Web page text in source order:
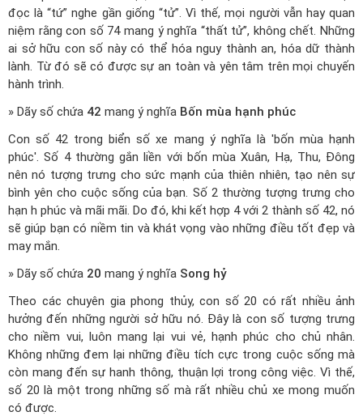
đọc là “tứ” nghe gần giống “tử”. Vì thế, mọi người vẫn hay quan
niệm rằng con số 74 mang ý nghĩa “thất tử”, không chết. Những
ai sở hữu con số này có thể hóa nguy thành an, hóa dữ thành
lành. Từ đó sẽ có được sự an toàn và yên tâm trên mọi chuyến
hành trình.
» Dãy số chứa 42 mang ý nghĩa Bốn mùa hạnh phúc
Con số 42 trong biển số xe mang ý nghĩa là 'bốn mùa hạnh
phúc'. Số 4 thường gắn liền với bốn mùa Xuân, Hạ, Thu, Đông
nên nó tượng trưng cho sức mạnh của thiên nhiên, tạo nên sự
bình yên cho cuộc sống của bạn. Số 2 thường tượng trưng cho
hạn h phúc và mãi mãi. Do đó, khi kết hợp 4 với 2 thành số 42, nó
sẽ giúp bạn có niềm tin và khát vọng vào những điều tốt đẹp và
may mắn.
» Dãy số chứa 20 mang ý nghĩa Song hỷ
Theo các chuyên gia phong thủy, con số 20 có rất nhiều ảnh
hưởng đến những người sở hữu nó. Đây là con số tượng trưng
cho niềm vui, luôn mang lại vui vẻ, hạnh phúc cho chủ nhân.
Không những đem lại những điều tích cực trong cuộc sống mà
còn mang đến sự hanh thông, thuận lợi trong công việc. Vì thế,
số 20 là một trong những số mà rất nhiều chủ xe mong muốn
có được.